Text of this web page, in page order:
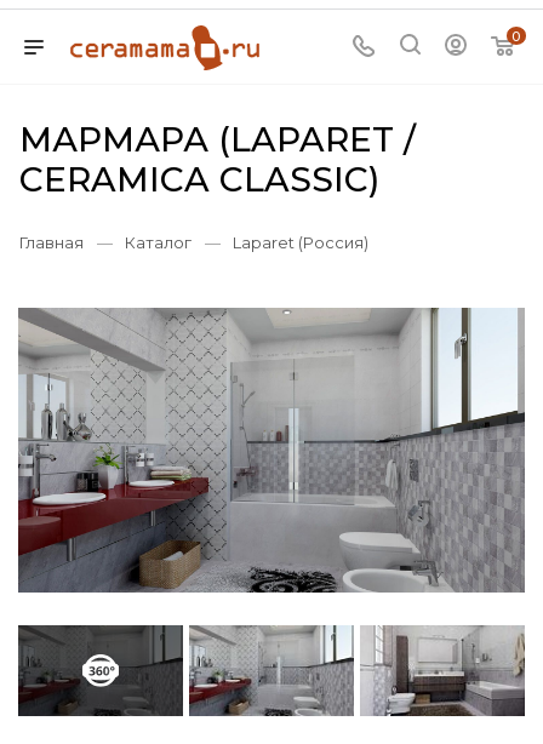
0
МАРМАРА (LAPARET /
CERAMICA CLASSIC)
Главная — Каталог — Laparet (Россия)